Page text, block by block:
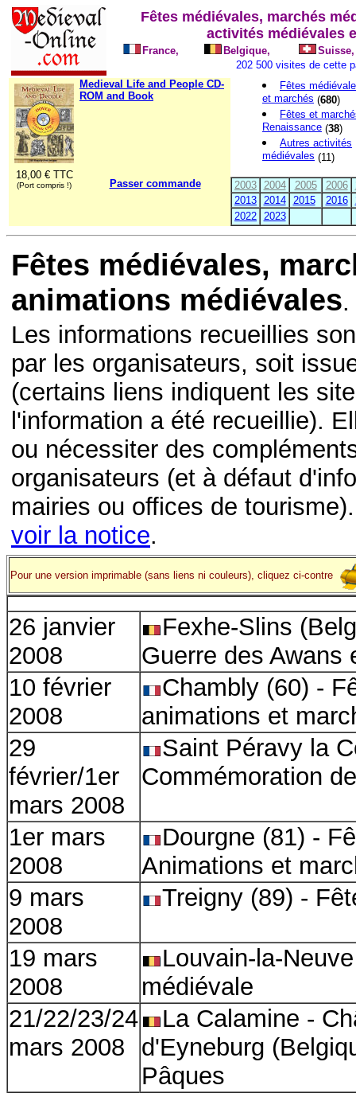
Fêtes médiévales, marchés
activités médiévales
France, Belgique,
Suisse,
202 500 visites de cette
18,00 € TTC
(Port compris !)
Medieval Life and People CD-
ROM and Book
Passer commande
Fêtes
et marchés (680)
Fêtes et
Renaissance (38)
Autres activités
médiévales (11)
2003 2004 2005 2006
2013 2014 2015 2016
2022 2023
Fêtes médiévales,
animations médiévales.
Les informations recueillies
par les organisateurs, soit
(certains liens indiquent les
l'information a été recueillie).
ou nécessiter des
organisateurs (et à défaut
mairies ou offices de
voir la notice.
Pour une version imprimable (sans liens ni couleurs), cliquez ci-contre
26 janvier
2008
Fexhe-Slins
Guerre des Awans
10 février
2008
Chambly (60) -
animations et
29
février/1er
mars 2008
Saint Péravy la
Commémoration
1er mars
2008
Dourgne (81) -
Animations et
9 mars
2008
Treigny (89) -
19 mars
2008
Louvain-la-
médiévale
21/22/23/24
mars 2008
La Calamine -
d'Eyneburg (
Pâques